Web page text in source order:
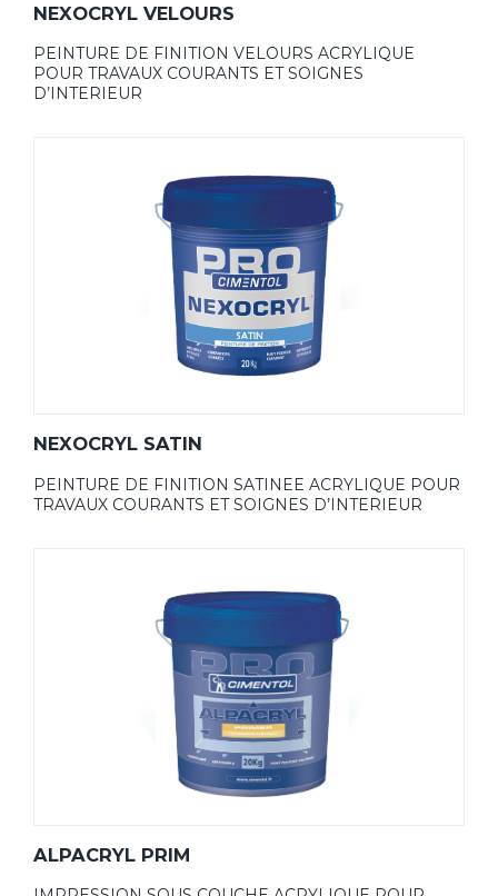
NEXOCRYL VELOURS
PEINTURE DE FINITION VELOURS ACRYLIQUE
POUR TRAVAUX COURANTS ET SOIGNES
D’INTERIEUR
NEXOCRYL SATIN
PEINTURE DE FINITION SATINEE ACRYLIQUE POUR
TRAVAUX COURANTS ET SOIGNES D’INTERIEUR
ALPACRYL PRIM